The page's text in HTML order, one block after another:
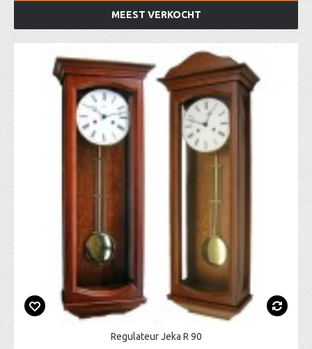
MEEST VERKOCHT
Regulateur Jeka R 90